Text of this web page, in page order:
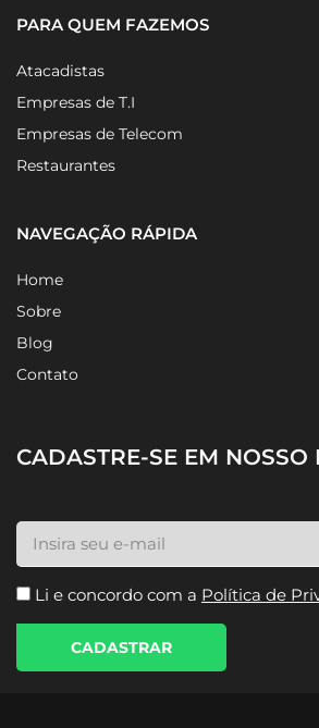
PARA QUEM FAZEMOS
Atacadistas
Empresas de T.I
Empresas de Telecom
Restaurantes
NAVEGAÇÃO RÁPIDA
Home
Sobre
Blog
Contato
CADASTRE-SE EM NOSSO
Li e concordo com a Política de
CADASTRAR